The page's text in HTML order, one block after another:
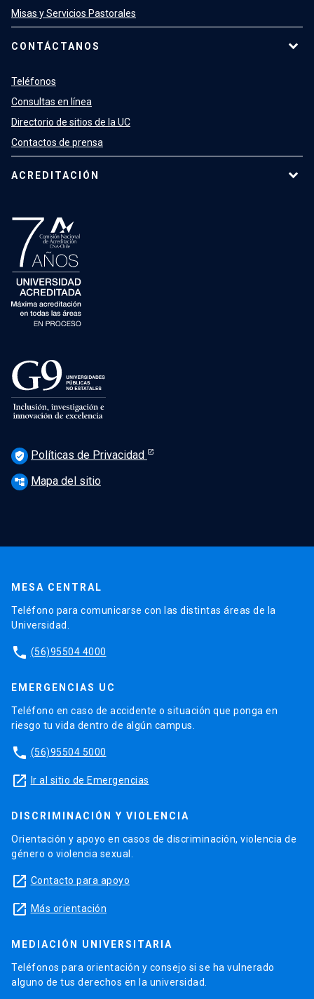
Misas y Servicios Pastorales
CONTÁCTANOS
Teléfonos
Consultas en línea
Directorio de sitios de la UC
Contactos de prensa
ACREDITACIÓN
verified_user Políticas de Privacidad
account_tree Mapa del sitio
MESA CENTRAL
Teléfono para comunicarse con las distintas áreas de la
Universidad.
phone (56)95504 4000
EMERGENCIAS UC
Teléfono en caso de accidente o situación que ponga en
riesgo tu vida dentro de algún campus.
phone (56)95504 5000
launch Ir al sitio de Emergencias
DISCRIMINACIÓN Y VIOLENCIA
Orientación y apoyo en casos de discriminación, violencia de
género o violencia sexual.
launch Contacto para apoyo
launch Más orientación
MEDIACIÓN UNIVERSITARIA
Teléfonos para orientación y consejo si se ha vulnerado
alguno de tus derechos en la universidad.